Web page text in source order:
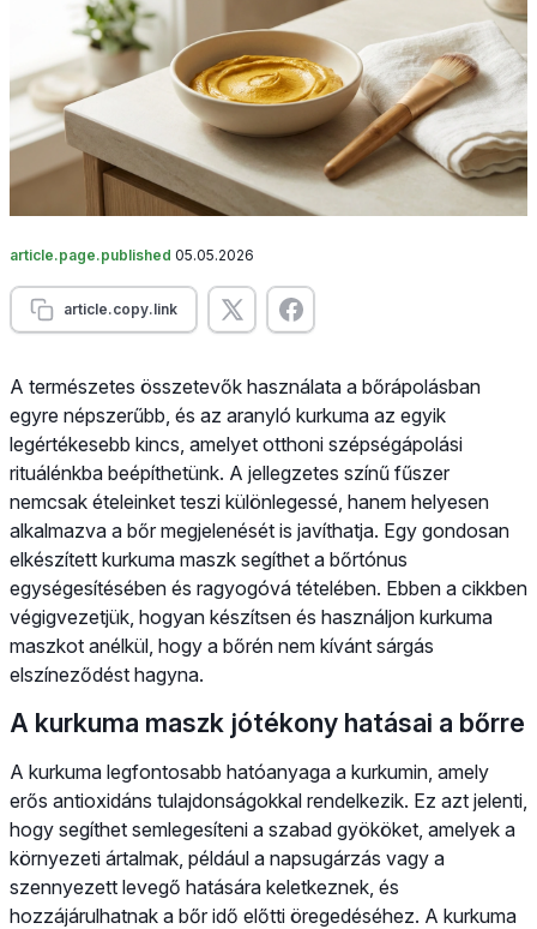
article.page.published 05.05.2026
article.copy.link
A természetes összetevők használata a bőrápolásban
egyre népszerűbb, és az aranyló kurkuma az egyik
legértékesebb kincs, amelyet otthoni szépségápolási
rituálénkba beépíthetünk. A jellegzetes színű fűszer
nemcsak ételeinket teszi különlegessé, hanem helyesen
alkalmazva a bőr megjelenését is javíthatja. Egy gondosan
elkészített kurkuma maszk segíthet a bőrtónus
egységesítésében és ragyogóvá tételében. Ebben a cikkben
végigvezetjük, hogyan készítsen és használjon kurkuma
maszkot anélkül, hogy a bőrén nem kívánt sárgás
elszíneződést hagyna.
A kurkuma maszk jótékony hatásai a bőrre
A kurkuma legfontosabb hatóanyaga a kurkumin, amely
erős antioxidáns tulajdonságokkal rendelkezik. Ez azt jelenti,
hogy segíthet semlegesíteni a szabad gyököket, amelyek a
környezeti ártalmak, például a napsugárzás vagy a
szennyezett levegő hatására keletkeznek, és
hozzájárulhatnak a bőr idő előtti öregedéséhez. A kurkuma